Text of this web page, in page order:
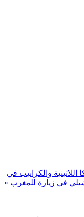
والكراييب في
في زيارة للمغرب »